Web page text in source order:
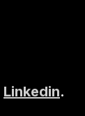
Linkedin.